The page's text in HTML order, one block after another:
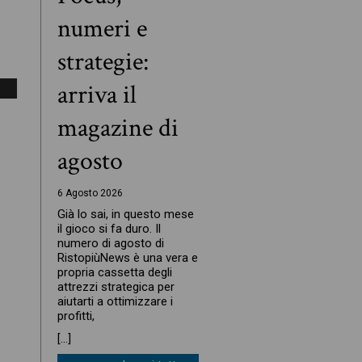
numeri e
strategie:
arriva il
magazine di
agosto
6 Agosto 2026
Già lo sai, in questo mese
il gioco si fa duro. Il
numero di agosto di
RistopiùNews è una vera e
propria cassetta degli
attrezzi strategica per
aiutarti a ottimizzare i
profitti,
[…]